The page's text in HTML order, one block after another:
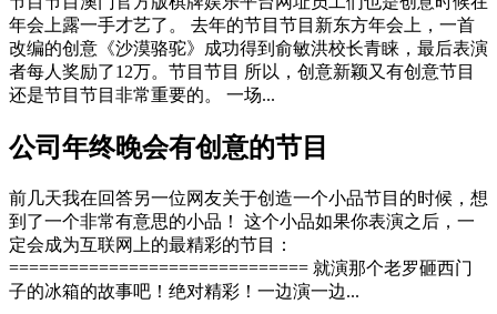
年会上露一手才艺了。 去年的节目节目新东方年会上，一首
改编的创意《沙漠骆驼》成功得到俞敏洪校长青睐，最后表演
者每人奖励了12万。节目节目 所以，创意新颖又有创意节目
还是节目节目非常重要的。 一场...
公司年终晚会有创意的节目
前几天我在回答另一位网友关于创造一个小品节目的时候，想
到了一个非常有意思的小品！ 这个小品如果你表演之后，一
定会成为互联网上的最精彩的节目：
============================== 就演那个老罗砸西门
子的冰箱的故事吧！绝对精彩！一边演一边...